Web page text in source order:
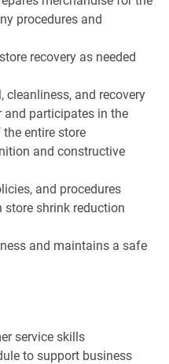
procedures and
recovery as needed
and recovery
participates in the
entire store
and constructive
and procedures
shrink reduction
and maintains a safe
service skills
to support business